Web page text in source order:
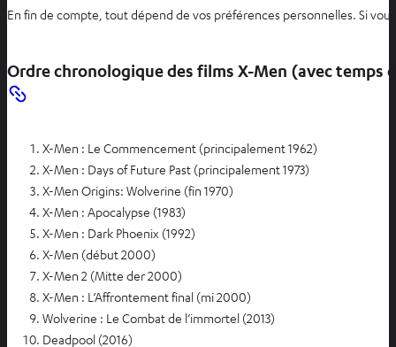
En fin de compte, tout dépend de vos préférences personnelles. Si
Ordre chronologique des films X-Men (avec temps
X-Men : Le Commencement (principalement 1962)
X-Men : Days of Future Past (principalement 1973)
X-Men Origins: Wolverine (fin 1970)
X-Men : Apocalypse (1983)
X-Men : Dark Phoenix (1992)
X-Men (début 2000)
X-Men 2 (Mitte der 2000)
X-Men : L‘Affrontement final (mi 2000)
Wolverine : Le Combat de l’immortel (2013)
Deadpool (2016)